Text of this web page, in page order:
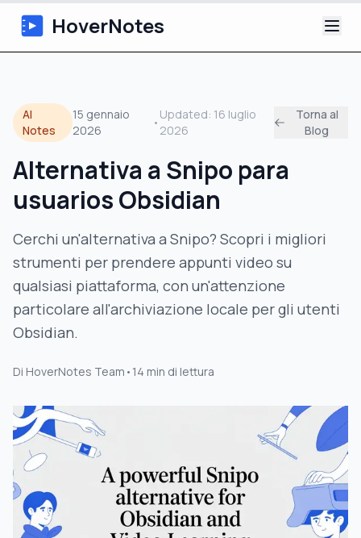
HoverNotes
Extension
Appunti Video IA
Tutorial
Blog
AI
Notes
15 gennaio
2026
•
Updated: 16 luglio
2026
Torna al
Blog
Alternativa a Snipo para
usuarios Obsidian
Cerchi un'alternativa a Snipo? Scopri i migliori
strumenti per prendere appunti video su
qualsiasi piattaforma, con un'attenzione
particolare all'archiviazione locale per gli utenti
Obsidian.
Di HoverNotes Team • 14 min di lettura